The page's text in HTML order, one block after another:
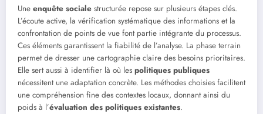
Une enquête sociale structurée repose sur plusieurs étapes clés.
L’écoute active, la vérification systématique des informations et la
confrontation de points de vue font partie intégrante du processus.
Ces éléments garantissent la fiabilité de l’analyse. La phase terrain
permet de dresser une cartographie claire des besoins prioritaires.
Elle sert aussi à identifier là où les politiques publiques
nécessitent une adaptation concrète. Les méthodes choisies facilitent
une compréhension fine des contextes locaux, donnant ainsi du
poids à l’évaluation des politiques existantes.